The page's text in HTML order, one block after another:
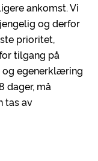
ankomst. Vi
og derfor
prioritet,
tilgang på
og egenerklæring
dager, må
tas av